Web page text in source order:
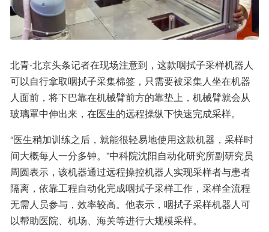
北青-北京头条记者在现场注意到，这款咽拭子采样机器人
可以自行拿取咽拭子采集棉签，只需要被采集人坐在机器
人面前，将下巴靠在机械臂前方的靠垫上，机械臂就会从
玻璃罩中伸出来，在医生的远程操纵下快速完成采样。
“医生稍加训练之后，就能很轻易地使用这款机器，采样时
间大概每人一分多钟。”中科院沈阳自动化研究所副研究员
周圆表示，该机器通过远程操控机器人实现采样者与患者
隔离，依靠工程自动化完成咽拭子采样工作，采样全流程
无需人员参与，效率较高。他表示，咽拭子采样机器人可
以帮助医院、机场、海关等进行大规模采样。